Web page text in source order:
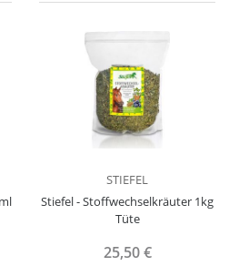
STIEFEL
Stiefel - Stoffwechselkräuter 1kg
Tüte
25,50 €